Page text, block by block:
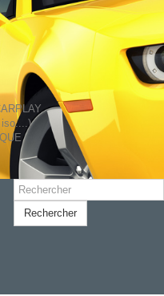
iso....)
Rechercher